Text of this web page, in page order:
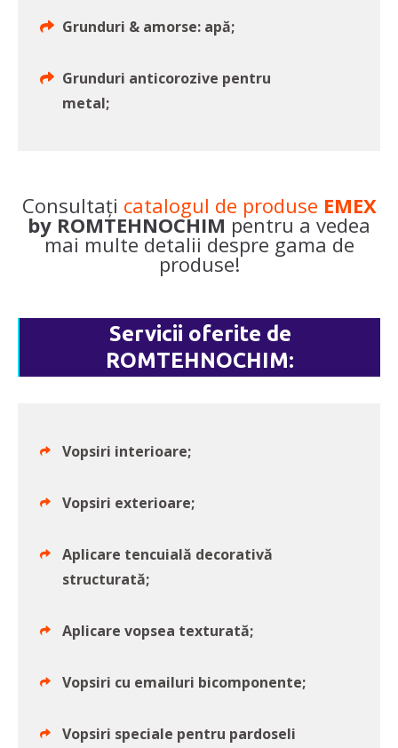
Grunduri & amorse: apă;
Grunduri anticorozive pentru
metal;
Consultați catalogul de produse EMEX
by ROMTEHNOCHIM pentru a vedea
mai multe detalii despre gama de
produse!
Servicii oferite de
ROMTEHNOCHIM:
Vopsiri interioare;
Vopsiri exterioare;
Aplicare tencuială decorativă
structurată;
Aplicare vopsea texturată;
Vopsiri cu emailuri bicomponente;
Vopsiri speciale pentru pardoseli